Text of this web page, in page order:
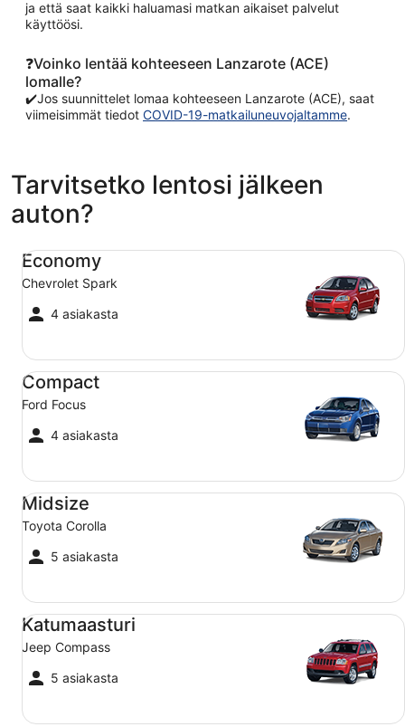
ja että saat kaikki haluamasi matkan aikaiset palvelut
käyttöösi.
❓Voinko lentää kohteeseen Lanzarote (ACE)
lomalle?
✔️Jos suunnittelet lomaa kohteeseen Lanzarote (ACE), saat
viimeisimmät tiedot COVID-19-matkailuneuvojaltamme.
Tarvitsetko lentosi jälkeen
auton?
Economy
Chevrolet Spark
4 asiakasta
Economy Chevrolet Spark
Compact
Ford Focus
4 asiakasta
Compact Ford Focus
Midsize
Toyota Corolla
5 asiakasta
Midsize Toyota Corolla
Katumaasturi
Jeep Compass
5 asiakasta
Katumaasturi Jeep Compass